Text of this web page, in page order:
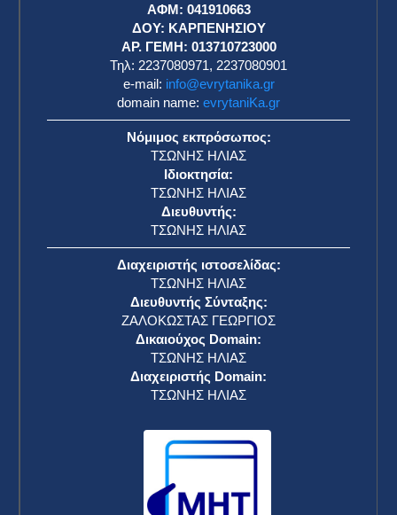
ΑΦΜ: 041910663
ΔΟΥ: ΚΑΡΠΕΝΗΣΙΟΥ
ΑΡ. ΓΕΜΗ: 013710723000
Τηλ: 2237080971, 2237080901
e-mail: info@evrytanika.gr
domain name: evrytaniKa.gr
Νόμιμος εκπρόσωπος:
ΤΣΩΝΗΣ ΗΛΙΑΣ
Ιδιοκτησία:
ΤΣΩΝΗΣ ΗΛΙΑΣ
Διευθυντής:
ΤΣΩΝΗΣ ΗΛΙΑΣ
Διαχειριστής ιστοσελίδας:
ΤΣΩΝΗΣ ΗΛΙΑΣ
Διευθυντής Σύνταξης:
ΖΑΛΟΚΩΣΤΑΣ ΓΕΩΡΓΙΟΣ
Δικαιούχος Domain:
ΤΣΩΝΗΣ ΗΛΙΑΣ
Διαχειριστής Domain:
ΤΣΩΝΗΣ ΗΛΙΑΣ